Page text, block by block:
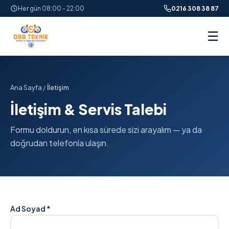
Her gün 08:00 - 22:00 0216 308 38 87
☰
Ana Sayfa /İletişim
İletişim & Servis Talebi
Formu doldurun, en kısa sürede sizi arayalım — ya da
doğrudan telefonla ulaşın.
Ad Soyad *